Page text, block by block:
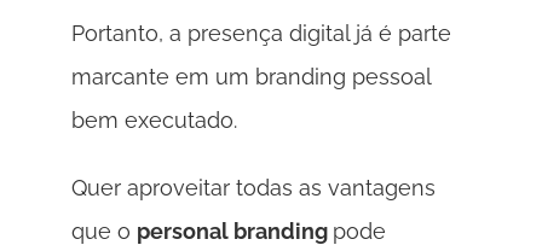
Portanto, a presença digital já é parte
marcante em um branding pessoal
bem executado.
Quer aproveitar todas as vantagens
que o personal branding pode